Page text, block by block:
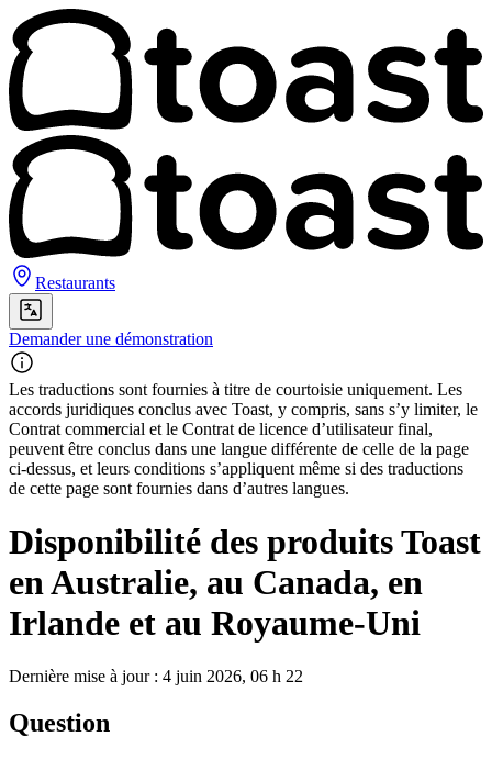
Restaurants
Demander une démonstration
Les traductions sont fournies à titre de courtoisie uniquement. Les
accords juridiques conclus avec Toast, y compris, sans s’y limiter, le
Contrat commercial et le Contrat de licence d’utilisateur final,
peuvent être conclus dans une langue différente de celle de la page
ci-dessus, et leurs conditions s’appliquent même si des traductions
de cette page sont fournies dans d’autres langues.
Disponibilité des produits Toast
en Australie, au Canada, en
Irlande et au Royaume-Uni
Dernière mise à jour : 4 juin 2026, 06 h 22
Question